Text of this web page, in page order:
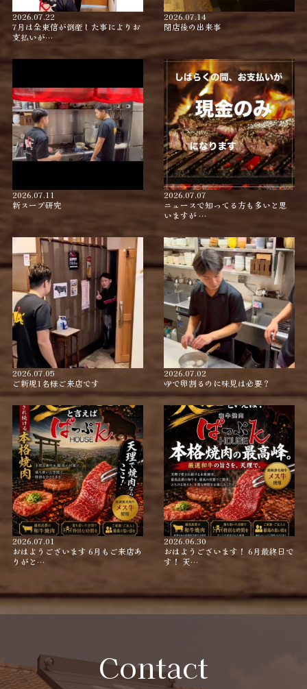
2026.07.22
7月は全東信が倒産した事によりお
支払いが…
2026.07.14
閉店後の出来事
2026.07.11
新スープ研究
2026.07.07
ニュースで知ってる方も多いと思
いますが …
2026.07.05
ご新規1名様ご来店です
2026.07.02
ゆで卵割るのに味見は必要？
2026.07.01
おはようございます 6月もご来店あ
りがと…
2026.06.30
おはようございます！ 6月最終日で
す！ 天…
Contact